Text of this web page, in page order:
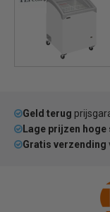
Geld terug
Lage prijzen hoge
Gratis verzending